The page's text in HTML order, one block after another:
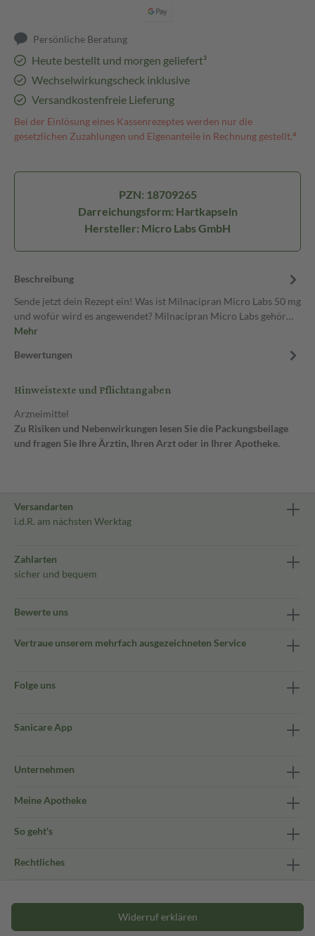
Persönliche Beratung
Heute bestellt und morgen geliefert³
Wechselwirkungscheck inklusive
Versandkostenfreie Lieferung
Bei der Einlösung eines Kassenrezeptes werden nur die
gesetzlichen Zuzahlungen und Eigenanteile in Rechnung gestellt.⁴
PZN: 18709265
Darreichungsform: Hartkapseln
Hersteller: Micro Labs GmbH
Beschreibung
Sende jetzt dein Rezept ein! Was ist Milnacipran Micro Labs 50 mg
und wofür wird es angewendet? Milnacipran Micro Labs gehör…
Mehr
Bewertungen
Hinweistexte und Pflichtangaben
Arzneimittel
Zu Risiken und Nebenwirkungen lesen Sie die Packungsbeilage
und fragen Sie Ihre Ärztin, Ihren Arzt oder in Ihrer Apotheke.
Versandarten
i.d.R. am nächsten Werktag
Zahlarten
sicher und bequem
Bewerte uns
Vertraue unserem mehrfach ausgezeichneten Service
Folge uns
Sanicare App
Unternehmen
Meine Apotheke
So geht's
Rechtliches
Widerruf erklären